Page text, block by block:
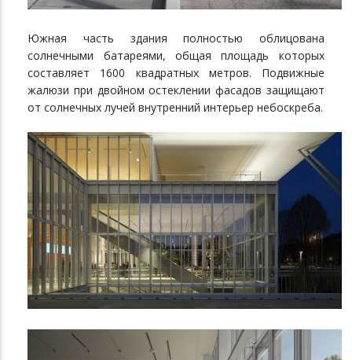
Южная часть здания полностью облицована
солнечными батареями, общая площадь которых
составляет 1600 квадратных метров. Подвижные
жалюзи при двойном остеклении фасадов защищают
от солнечных лучей внутренний интерьер небоскреба.